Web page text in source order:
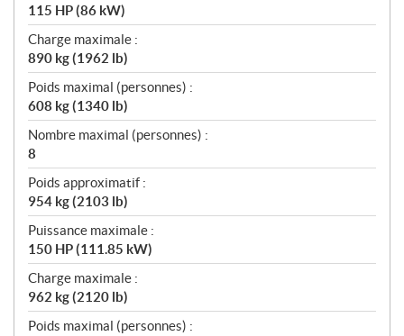
115 HP (86 kW)
Charge maximale :
890 kg (1962 lb)
Poids maximal (personnes) :
608 kg (1340 lb)
Nombre maximal (personnes) :
8
Poids approximatif :
954 kg (2103 lb)
Puissance maximale :
150 HP (111.85 kW)
Charge maximale :
962 kg (2120 lb)
Poids maximal (personnes) :